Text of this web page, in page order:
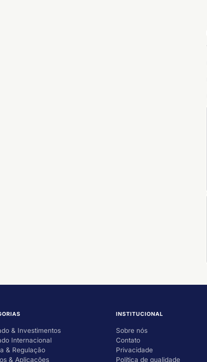
& Investimentos
Internacional
& Regulação
& Aplicações
INSTITUCIONAL
Sobre nós
Contato
Privacidade
Política de qualidade